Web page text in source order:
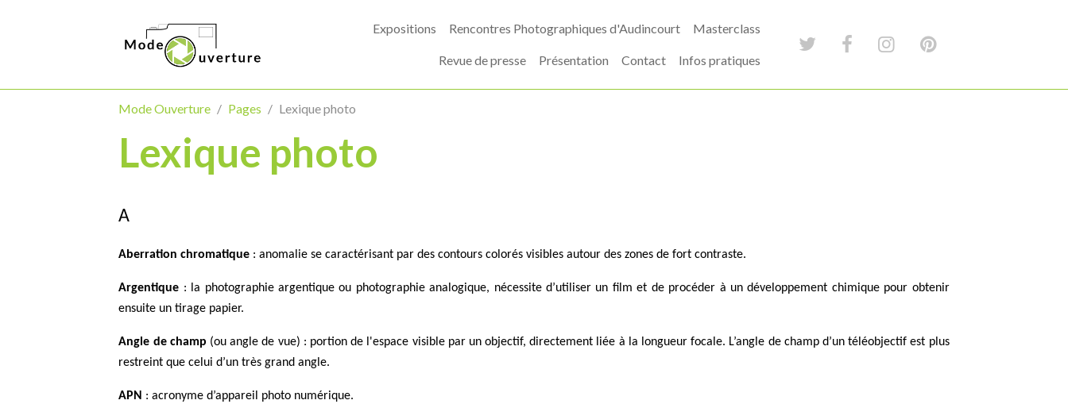
Expositions Rencontres Photographiques d'Audincourt Masterclass
Revue de presse Présentation Contact Infos pratiques
Mode Ouverture Pages Lexique photo
Lexique photo
A
Aberration chromatique : anomalie se caractérisant par des contours colorés visibles autour des zones de fort contraste.
Argentique : la photographie argentique ou photographie analogique, nécessite d’utiliser un film et de procéder à un développement chimique pour obtenir
ensuite un tirage papier.
Angle de champ (ou angle de vue) : portion de l'espace visible par un objectif, directement liée à la longueur focale. L’angle de champ d’un téléobjectif est plus
restreint que celui d’un très grand angle.
APN : acronyme d’appareil photo numérique.